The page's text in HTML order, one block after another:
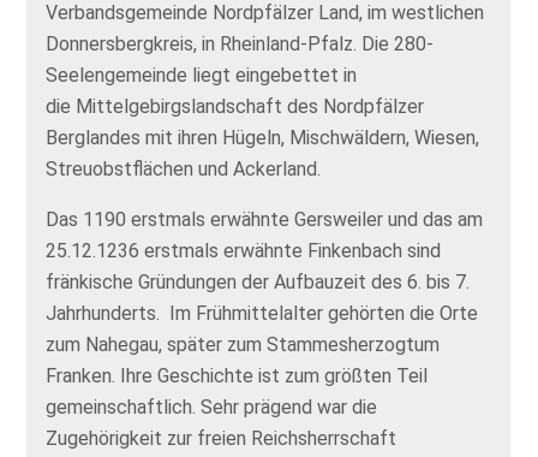
Verbandsgemeinde Nordpfälzer Land, im westlichen
Donnersbergkreis, in Rheinland-Pfalz. Die 280-
Seelengemeinde liegt eingebettet in
die Mittelgebirgslandschaft des Nordpfälzer
Berglandes mit ihren Hügeln, Mischwäldern, Wiesen,
Streuobstflächen und Ackerland.
Das 1190 erstmals erwähnte Gersweiler und das am
25.12.1236 erstmals erwähnte Finkenbach sind
fränkische Gründungen der Aufbauzeit des 6. bis 7.
Jahrhunderts. Im Frühmittelalter gehörten die Orte
zum Nahegau, später zum Stammesherzogtum
Franken. Ihre Geschichte ist zum größten Teil
gemeinschaftlich. Sehr prägend war die
Zugehörigkeit zur freien Reichsherrschaft